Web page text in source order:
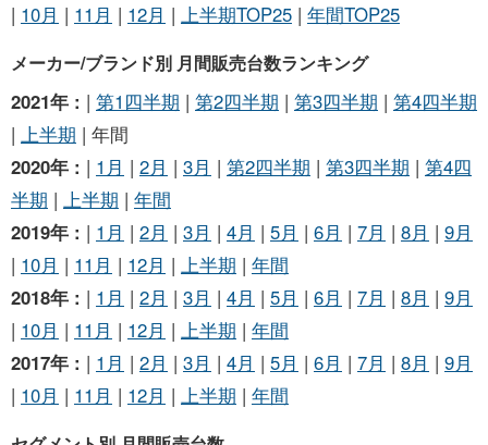
| 10月 | 11月 | 12月 | 上半期TOP25 | 年間TOP25
メーカー/ブランド別 月間販売台数ランキング
2021年 : | 第1四半期 | 第2四半期 | 第3四半期 | 第4四半期
| 上半期 | 年間
2020年 : | 1月 | 2月 | 3月 | 第2四半期 | 第3四半期 | 第4四
半期 | 上半期 | 年間
2019年 : | 1月 | 2月 | 3月 | 4月 | 5月 | 6月 | 7月 | 8月 | 9月
| 10月 | 11月 | 12月 | 上半期 | 年間
2018年 : | 1月 | 2月 | 3月 | 4月 | 5月 | 6月 | 7月 | 8月 | 9月
| 10月 | 11月 | 12月 | 上半期 | 年間
2017年 : | 1月 | 2月 | 3月 | 4月 | 5月 | 6月 | 7月 | 8月 | 9月
| 10月 | 11月 | 12月 | 上半期 | 年間